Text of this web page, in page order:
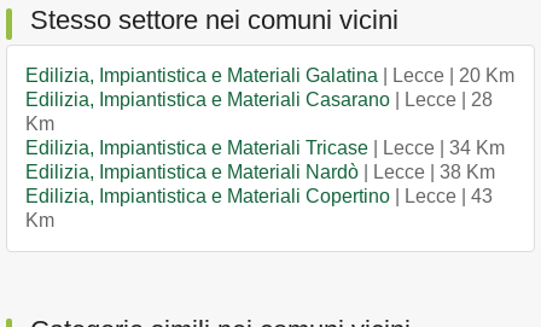
Stesso settore nei comuni vicini
Edilizia, Impiantistica e Materiali Galatina | Lecce | 20 Km
Edilizia, Impiantistica e Materiali Casarano | Lecce | 28
Km
Edilizia, Impiantistica e Materiali Tricase | Lecce | 34 Km
Edilizia, Impiantistica e Materiali Nardò | Lecce | 38 Km
Edilizia, Impiantistica e Materiali Copertino | Lecce | 43
Km